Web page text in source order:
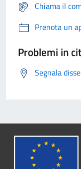
Chiama il
Prenota un
Problemi in
Segnala